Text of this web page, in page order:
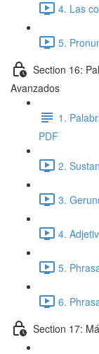
4. Las
5.
Section 16:
Avanzados
1.
PDF
2.
3.
4.
5.
6.
Section 17: